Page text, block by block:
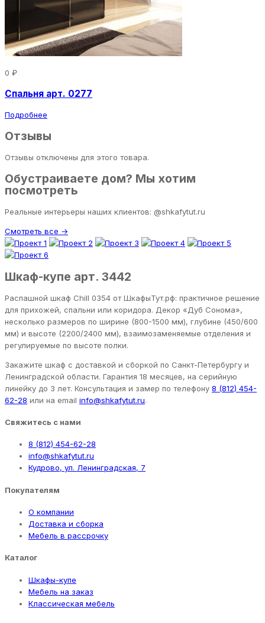
0 ₽
Спальня арт. 0277
Подробнее
Отзывы
Отзывы отключены для этого товара.
Обустраиваете дом? Мы хотим
посмотреть
Реальные интерьеры наших клиентов: @shkafytut.ru
Смотреть все →
Шкаф-купе арт. 3442
Распашной шкаф Chill 0354 от ШкафыТут.рф: практичное решение
для прихожей, спальни или коридора. Декор «Дуб Сонома»,
несколько размеров по ширине (800-1500 мм), глубине (450/600
мм) и высоте (2200/2400 мм), взаимозаменяемые отделения и
регулируемые по высоте полки.
Закажите шкаф с доставкой и сборкой по Санкт-Петербургу и
Ленинградской области. Гарантия 18 месяцев, на серийную
линейку до 3 лет. Консультация и замер по телефону 8 (812) 454-
62-28 или на email info@shkafytut.ru.
Свяжитесь с нами
8 (812) 454-62-28
info@shkafytut.ru
Кудрово, ул. Ленинградская, 7
Покупателям
О компании
Доставка и сборка
Мебель в рассрочку
Каталог
Шкафы-купе
Мебель на заказ
Классическая мебель